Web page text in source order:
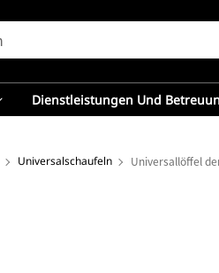
Dienstleistungen Und
Universalschaufeln Universallöffel